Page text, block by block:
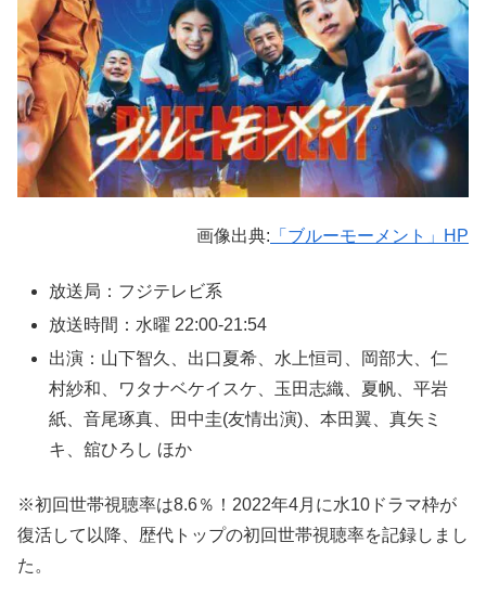
画像出典: 「ブルーモーメント」HP
放送局：フジテレビ系
放送時間：水曜 22:00-21:54
出演：山下智久、出口夏希、水上恒司、岡部大、仁
村紗和、ワタナベケイスケ、玉田志織、夏帆、平岩
紙、音尾琢真、田中圭(友情出演)、本田翼、真矢ミ
キ、舘ひろし ほか
※初回世帯視聴率は8.6％！2022年4月に水10ドラマ枠が
復活して以降、歴代トップの初回世帯視聴率を記録しまし
た。